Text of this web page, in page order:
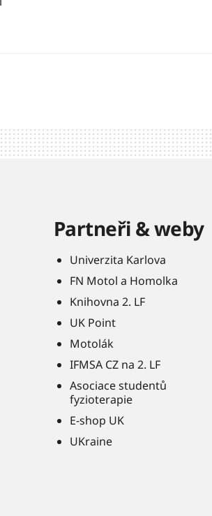
Partneři & weby
Univerzita Karlova
FN Motol a Homolka
Knihovna 2. LF
UK Point
Motolák
IFMSA CZ na 2. LF
Asociace studentů
fyzioterapie
E-shop UK
UKraine